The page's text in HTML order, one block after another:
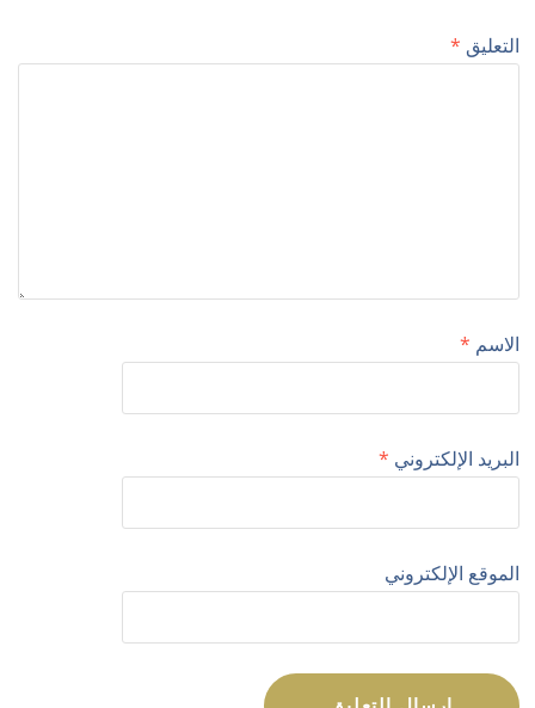
التعليق *
الاسم *
البريد الإلكتروني *
الموقع الإلكتروني